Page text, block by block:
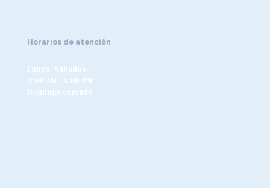
Horarios de atención
Lunes- Sabados
9:00 AM - 4:00 PM
Domingo cerrado